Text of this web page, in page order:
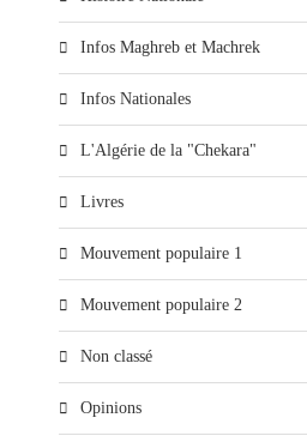
Infos Maghreb et Machrek
Infos Nationales
L'Algérie de la "Chekara"
Livres
Mouvement populaire 1
Mouvement populaire 2
Non classé
Opinions